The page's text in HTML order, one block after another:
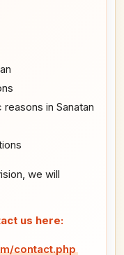
in Sanatan
we will
us here:
contact.php